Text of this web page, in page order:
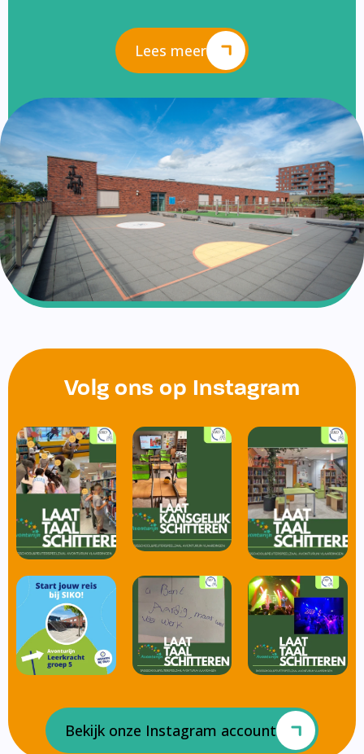
Lees meer
Volg ons op Instagram
Bekijk onze Instagram account